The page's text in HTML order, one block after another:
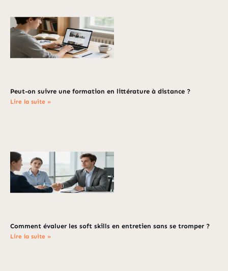
Peut-on suivre une formation en littérature à distance ?
Lire la suite »
Comment évaluer les soft skills en entretien sans se tromper ?
Lire la suite »